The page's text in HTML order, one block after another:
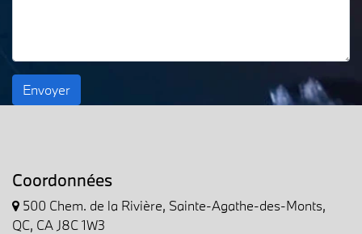
Envoyer
Coordonnées
500 Chem. de la Rivière, Sainte-Agathe-des-Monts,
QC, CA J8C 1W3